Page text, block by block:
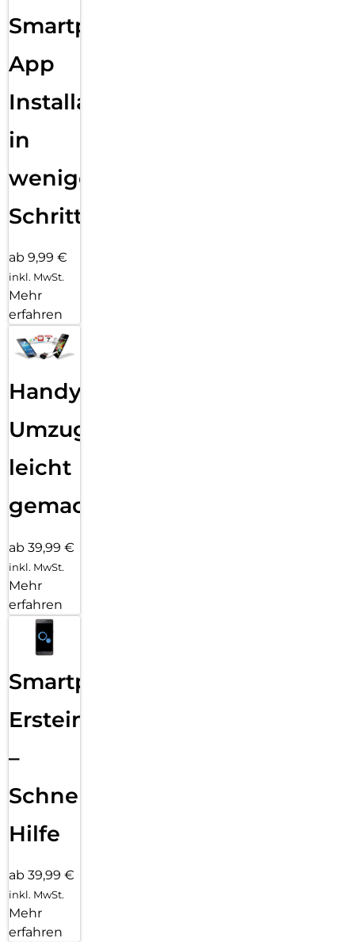
Smartphone
App
Installation
in
wenigen
Schritten
ab 9,99 €
inkl. MwSt.
Mehr
erfahren
Handy
Umzug
leicht
gemacht!
ab 39,99 €
inkl. MwSt.
Mehr
erfahren
Smartphone
Ersteinrichtung
–
Schnelle
Hilfe
ab 39,99 €
inkl. MwSt.
Mehr
erfahren